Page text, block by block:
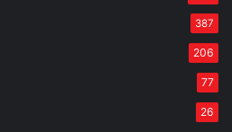
387
206
77
26